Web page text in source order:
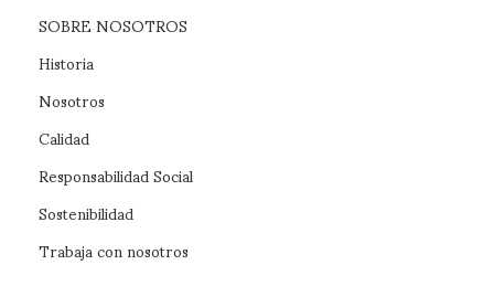
SOBRE NOSOTROS
Historia
Nosotros
Calidad
Responsabilidad Social
Sostenibilidad
Trabaja con nosotros